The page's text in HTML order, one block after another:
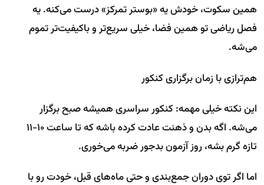
همین سکوت، خودش یه «بوستر تمرکز» درست می‌کنه. یه
فصل ریاضی تو همین فضا، خیلی سریع‌تر و باکیفیت‌تر تموم
می‌شه.
هم‌ترازی با زمان برگزاری کنکور
این نکته خیلی مهمه: کنکور سراسری همیشه صبح برگزار
می‌شه. اگه بدن و ذهنت عادت کرده باشه که تا ساعت ۱۰-۱۱
تازه گرم بشه، روز آزمون بدجور ضربه می‌خوری.
اما اگر توی دوران جمع‌بندی و حتی ماه‌های قبل، خودت رو با